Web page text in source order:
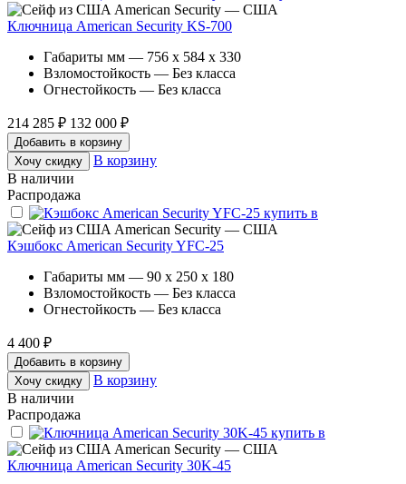
American Security — США
Ключница American Security KS-700
Габариты мм — 756 x 584 x 330
Взломостойкость — Без класса
Огнестойкость — Без класса
214 285 ₽ 132 000 ₽
Добавить в корзину
Хочу скидку
В корзину
В наличии
Распродажа
American Security — США
Кэшбокс American Security YFC-25
Габариты мм — 90 x 250 x 180
Взломостойкость — Без класса
Огнестойкость — Без класса
4 400 ₽
Добавить в корзину
Хочу скидку
В корзину
В наличии
Распродажа
American Security — США
Ключница American Security 30K-45